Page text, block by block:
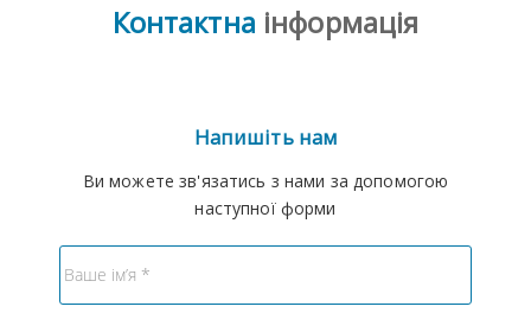
Контактна інформація
Напишіть нам
Ви можете зв'язатись з нами за допомогою
наступної форми